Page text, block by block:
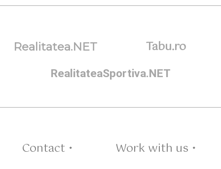
Realitatea.NET Tabu.ro
RealitateaSportiva.NET
Contact • Work with us •